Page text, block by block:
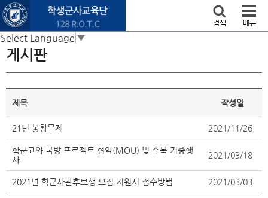
본문 바로가기
Select Language ▼
검색 메뉴
게시판
제목 작성일
21년 봉황무제 2021/11/26
학군교와 국방 프로젝트 협약(MOU) 및 수목 기증행
사
2021/03/18
2021년 학군사관후보생 모집 지원서 접수방법 2021/03/03